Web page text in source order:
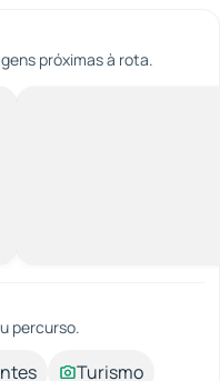
próximas à rota.
percurso.
Turismo